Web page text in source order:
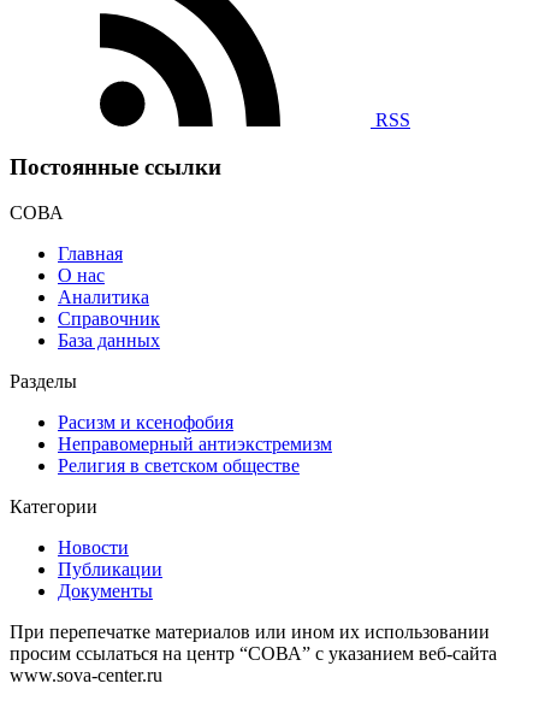
RSS
Постоянные ссылки
СОВА
Главная
О нас
Аналитика
Справочник
База данных
Разделы
Расизм и ксенофобия
Неправомерный антиэкстремизм
Религия в светском обществе
Категории
Новости
Публикации
Документы
При перепечатке материалов или ином их использовании
просим ссылаться на центр “СОВА” с указанием веб-сайта
www.sova-center.ru